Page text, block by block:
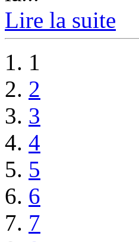
Lire la suite
1
2
3
4
5
6
7